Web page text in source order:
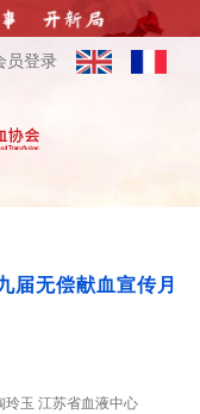
员登录
无偿献血宣传月
玲玉 江苏省血液中心